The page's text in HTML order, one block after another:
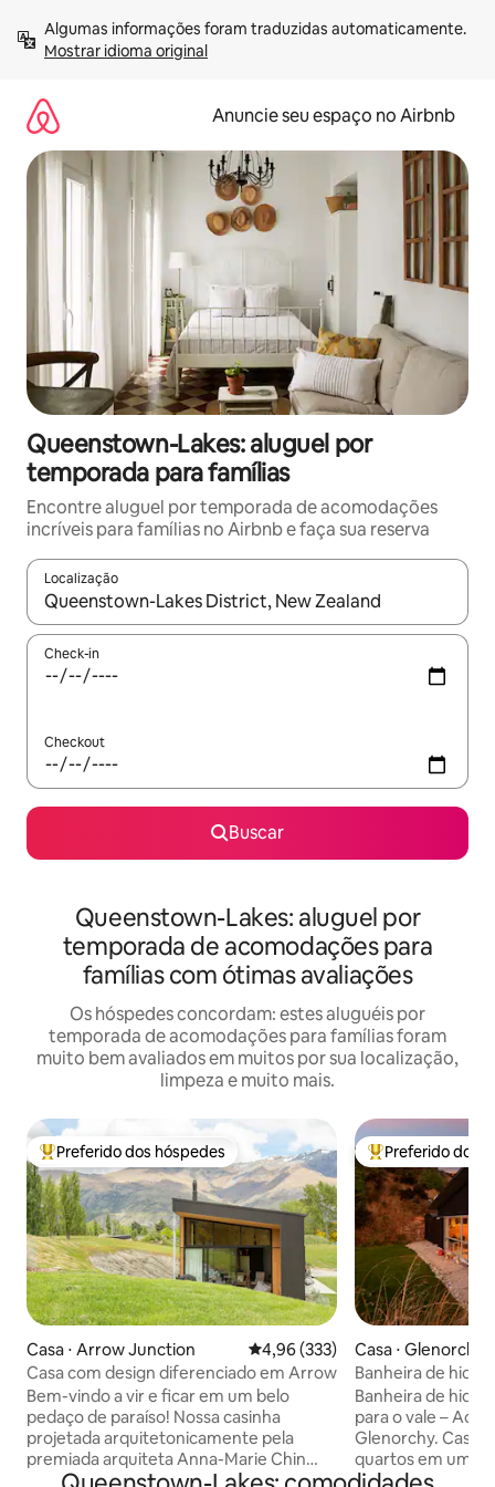
para
Mostrar idioma original
Anuncie seu espaço no Airbnb
Queenstown-Lakes: aluguel por
temporada para famílias
Encontre aluguel por temporada de acomodações
incríveis para famílias no Airbnb e faça sua reserva
Localização
Quando os resultados estiverem disponíveis, explore-os
Check-in
Checkout
Buscar
Queenstown-Lakes: aluguel por
temporada de acomodações para
famílias com ótimas avaliações
Os hóspedes concordam: estes aluguéis por
temporada de acomodações para famílias foram
muito bem avaliados em muitos por sua localização,
limpeza e muito mais.
Entre os melhores preferidos dos hóspedes
Preferido dos hóspedes
Casa ⋅ Arrow Junction 4,96 de uma avaliação média de
4,96 (333)
Casa com design diferenciado em Arrow
Bem-vindo a vir e ficar em um belo
pedaço de paraíso! Nossa casinha
projetada arquitetonicamente pela
premiada arquiteta Anna-Marie Chin
está aninhada contra belas rochas de
Entre os
Preferido dos
Casa ⋅ Glenorchy
Banheira de
Views - mergulhe
Banheira de
para o vale –
Glenorchy. Casa encantadora de 2
quartos em uma
deslumbrantes